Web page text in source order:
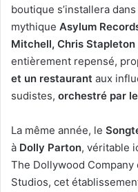
boutique s’installera
mythique Asylum
Mitchell, Chris Stapleton
entièrement repensé,
et un restaurant aux
sudistes, orchestré par
La même année, le
à Dolly Parton, véritable
The Dollywood
Studios, cet